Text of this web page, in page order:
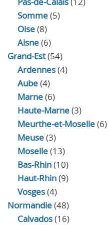
Somme(5)
Oise(8)
Aisne(6)
Grand-Est(54)
Ardennes(4)
Aube(4)
Marne(6)
Haute-Marne(3)
Meurthe-et-Moselle(6)
Meuse(3)
Moselle(13)
Bas-Rhin(10)
Haut-Rhin(9)
Vosges(4)
Normandie(48)
Calvados(16)